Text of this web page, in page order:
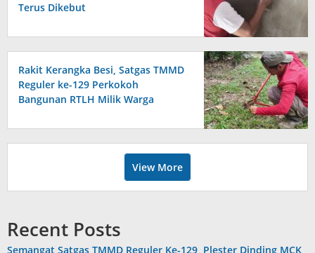
Terus Dikebut
Rakit Kerangka Besi, Satgas TMMD
Reguler ke-129 Perkokoh
Bangunan RTLH Milik Warga
View More
Recent Posts
Semangat Satgas TMMD Reguler Ke-129, Plester Dinding MCK